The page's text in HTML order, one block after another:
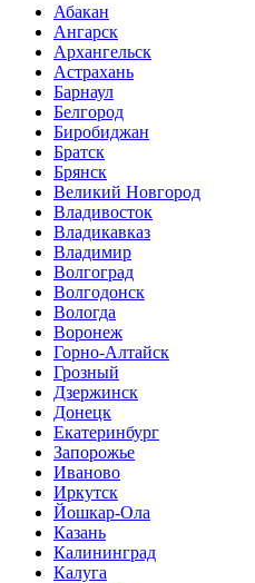
Абакан
Ангарск
Архангельск
Астрахань
Барнаул
Белгород
Биробиджан
Братск
Брянск
Великий Новгород
Владивосток
Владикавказ
Владимир
Волгоград
Волгодонск
Вологда
Воронеж
Горно-Алтайск
Грозный
Дзержинск
Донецк
Екатеринбург
Запорожье
Иваново
Иркутск
Йошкар-Ола
Казань
Калининград
Калуга